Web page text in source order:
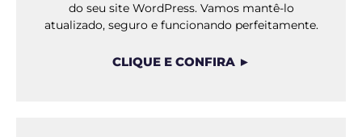
do seu site WordPress. Vamos mantê-lo
atualizado, seguro e funcionando perfeitamente.
CLIQUE E CONFIRA ►